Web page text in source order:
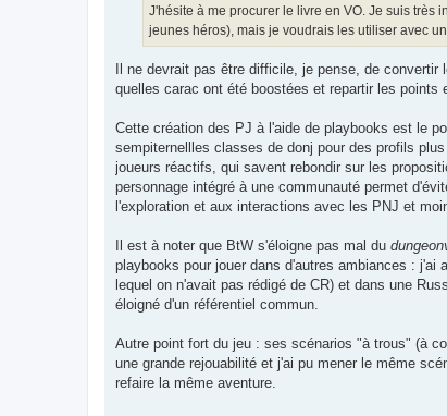
J'hésite à me procurer le livre en VO. Je suis très
jeunes héros), mais je voudrais les utiliser avec
Il ne devrait pas être difficile, je pense, de
quelles carac ont été boostées et repartir les points
Cette création des PJ à l'aide de playbooks est le
sempiternellles classes de donj pour des profils
joueurs réactifs, qui savent rebondir sur les
personnage intégré à une communauté permet
l'exploration et aux interactions avec les PNJ et
Il est à noter que BtW s'éloigne pas mal du
playbooks pour jouer dans d'autres ambiances :
lequel on n'avait pas rédigé de CR) et dans une
éloigné d'un référentiel commun.
Autre point fort du jeu : ses scénarios "à trous" (à
une grande rejouabilité et j'ai pu mener le même
refaire la même aventure.